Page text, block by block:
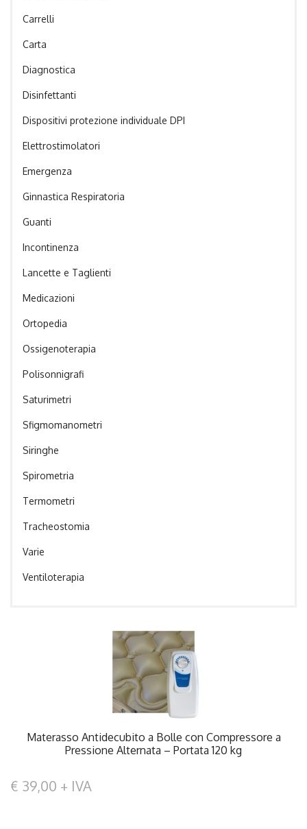
Carrelli
Carta
Diagnostica
Disinfettanti
Dispositivi protezione individuale DPI
Elettrostimolatori
Emergenza
Ginnastica Respiratoria
Guanti
Incontinenza
Lancette e Taglienti
Medicazioni
Ortopedia
Ossigenoterapia
Polisonnigrafi
Saturimetri
Sfigmomanometri
Siringhe
Spirometria
Termometri
Tracheostomia
Varie
Ventiloterapia
Materasso Antidecubito a Bolle con Compressore a
Pressione Alternata – Portata 120 kg
€ 39,00 + IVA